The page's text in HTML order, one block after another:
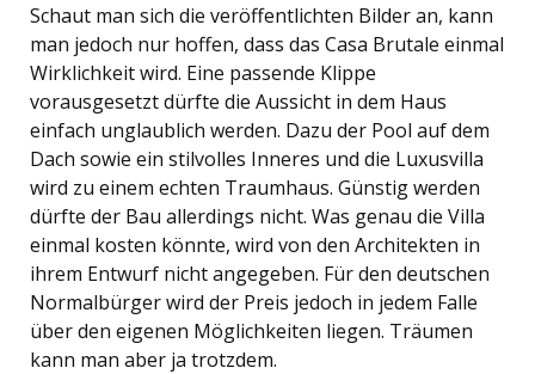
Schaut man sich die veröffentlichten Bilder an, kann
man jedoch nur hoffen, dass das Casa Brutale einmal
Wirklichkeit wird. Eine passende Klippe
vorausgesetzt dürfte die Aussicht in dem Haus
einfach unglaublich werden. Dazu der Pool auf dem
Dach sowie ein stilvolles Inneres und die Luxusvilla
wird zu einem echten Traumhaus. Günstig werden
dürfte der Bau allerdings nicht. Was genau die Villa
einmal kosten könnte, wird von den Architekten in
ihrem Entwurf nicht angegeben. Für den deutschen
Normalbürger wird der Preis jedoch in jedem Falle
über den eigenen Möglichkeiten liegen. Träumen
kann man aber ja trotzdem.